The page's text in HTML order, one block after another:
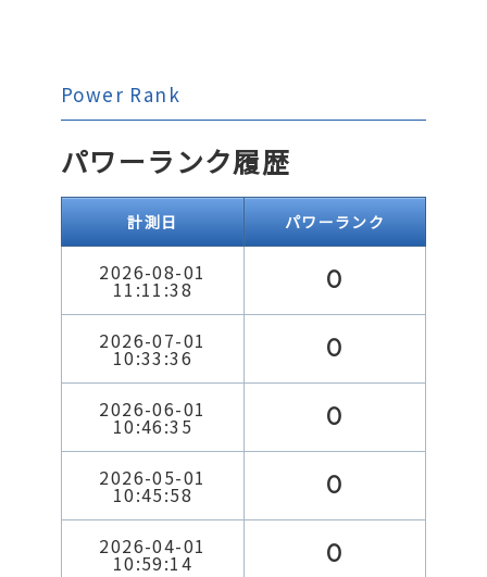
Power Rank
パワーランク履歴
計測日 パワーランク
2026-08-01
11:11:38 0
2026-07-01
10:33:36 0
2026-06-01
10:46:35 0
2026-05-01
10:45:58 0
2026-04-01
10:59:14 0